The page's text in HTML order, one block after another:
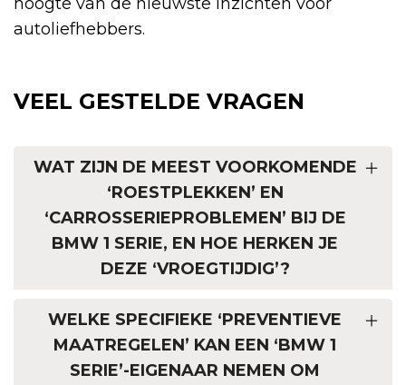
autoliefhebbers.
VEEL GESTELDE VRAGEN
WAT ZIJN DE MEEST VOORKOMENDE
‘ROESTPLEKKEN’ EN
‘CARROSSERIEPROBLEMEN’ BIJ DE
BMW 1 SERIE, EN HOE HERKEN JE
DEZE ‘VROEGTIJDIG’?
WELKE SPECIFIEKE ‘PREVENTIEVE
MAATREGELEN’ KAN EEN ‘BMW 1
SERIE’-EIGENAAR NEMEN OM